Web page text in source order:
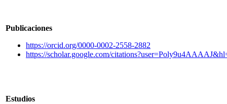
Publicaciones
https://orcid.org/0000-0002-2558-2882
https://scholar.google.com/
Estudios